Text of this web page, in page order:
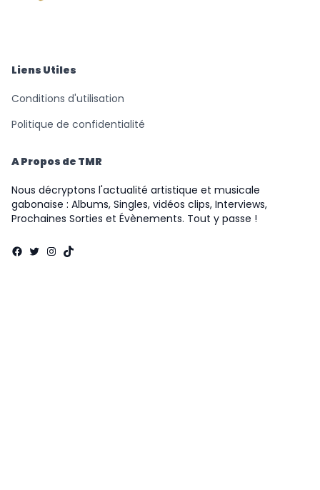
Liens Utiles
Conditions d'utilisation
Politique de confidentialité
A Propos de TMR
Nous décryptons l'actualité artistique et musicale
gabonaise : Albums, Singles, vidéos clips, Interviews,
Prochaines Sorties et Évènements. Tout y passe !
Facebook
Twitter
Instagram
TikTok